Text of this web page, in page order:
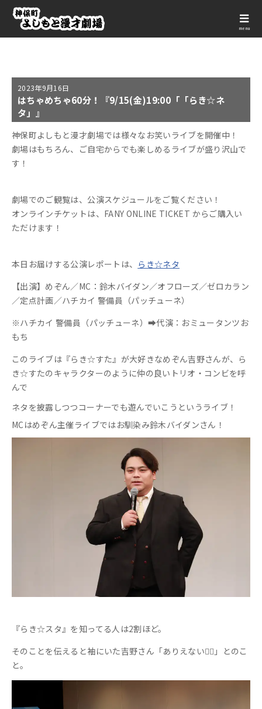
menu
2023年9月16日
はちゃめちゃ60分！『9/15(金)19:00「「らき☆ネ
タ」』
神保町よしもと漫才劇場では様々なお笑いライブを開催中！
劇場はもちろん、ご自宅からでも楽しめるライブが盛り沢山で
す！
劇場でのご観覧は、公演スケジュールをご覧ください！
オンラインチケットは、FANY ONLINE TICKET からご購入い
ただけます！
本日お届けする公演レポートは、 らき☆ネタ
【出演】めぞん／MC：鈴木バイダン／オフローズ／ゼロカラン
／定点計画／ハチカイ 警備員（パッチューネ）
※ハチカイ 警備員（パッチューネ）➡代演：おミュータンツお
もち
このライブは『らき☆すた』が大好きなめぞん吉野さんが、 ら
き☆すたのキャラクターのように仲の良いトリオ・コンビを呼
んで
ネタを披露しつつコーナーでも遊んでいこうというライブ！
MCはめぞん主催ライブではお馴染み鈴木バイダンさん！
『らき☆スタ』を知ってる人は2割ほど。
そのことを伝えると袖にいた吉野さん「ありえない🤷‍♀️」とのこ
と。